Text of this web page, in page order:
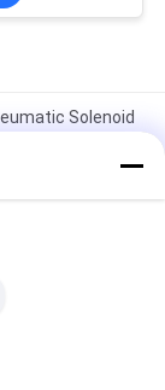
Solenoid
Valve
Valve